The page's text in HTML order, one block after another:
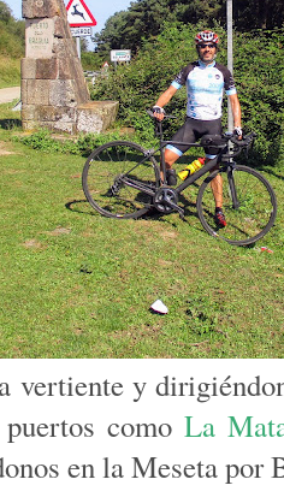
vertiente y
comoLa
en la Meseta por